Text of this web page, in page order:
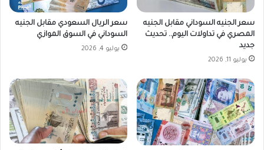
ق
؟
ب
.
و
ا
ت
ع
ي
د
و
ا
سعر الجنيه السوداني مقابل الجنيه
المصري في تداولات اليوم.. تحديث
جديد
يوليو 11, 2026
سعر الريال السعودي مقابل الجنيه
السوداني في السوق الموازي
يوليو 4, 2026